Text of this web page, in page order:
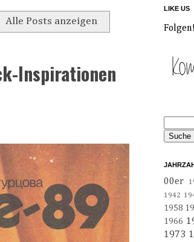
Alle Posts anzeigen
Inspirationen
LIKE US
00er
1942
1958
1966
1973